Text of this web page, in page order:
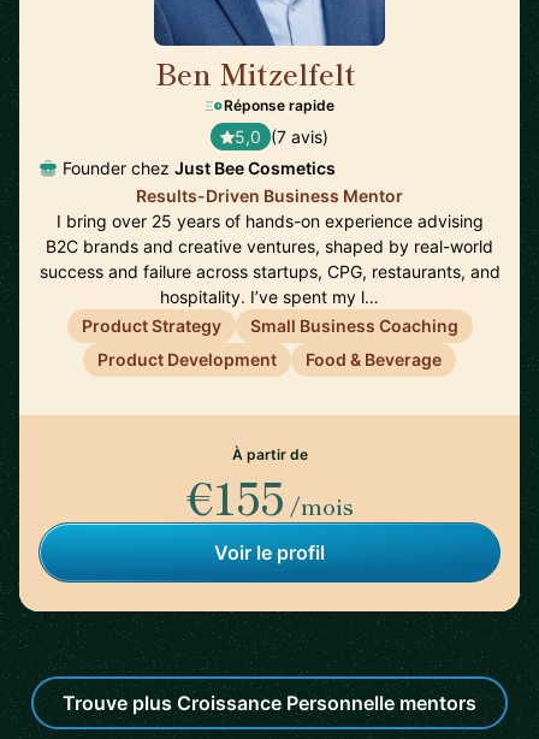
Ben Mitzelfelt
Réponse rapide
5,0 (7 avis)
Founder chez Just Bee Cosmetics
Results-Driven Business Mentor
I bring over 25 years of hands-on experience advising
B2C brands and creative ventures, shaped by real-world
success and failure across startups, CPG, restaurants, and
hospitality. I’ve spent my l…
Product Strategy
Small Business Coaching
Product Development
Food & Beverage
À partir de
€155 /mois
Voir le profil
Trouve plus Croissance Personnelle mentors